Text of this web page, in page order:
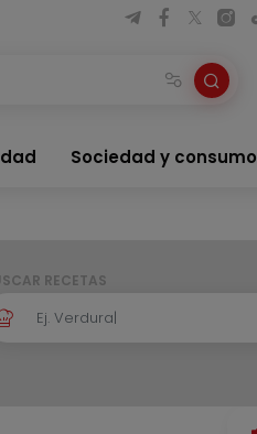
Sociedad y consumo
RECETAS